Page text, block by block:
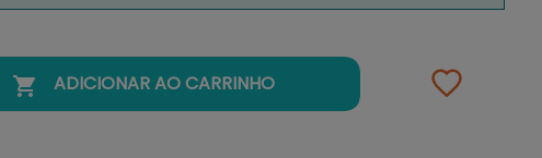
 ADICIONAR AO CARRINHO